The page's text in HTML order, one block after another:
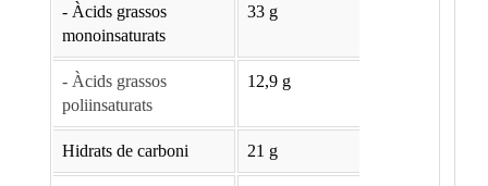
- Àcids grassos
monoinsaturats
33 g
- Àcids grassos
poliinsaturats
12,9 g
Hidrats de carboni 21 g